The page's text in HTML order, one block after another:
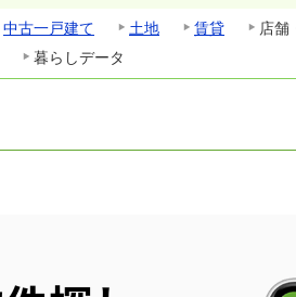
中古一戸建て 土地 賃貸 店舗
暮らしデータ